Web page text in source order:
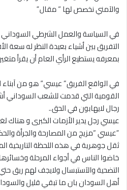
والآمني نخصص لها ” مقال”
في السياسة والعمل الشرطي السوداني
التفريق بين أشياء بعيدة النظر له سعة
بمعرفه يستطيع الرأي العام أن يقرأ
في الواقع الفريق” عيسي” هو من
القومية التي قدمت للشعب السوداني
رجال لايهابون في الحق..
عيسي رجل يدير الأزمات الكبرى و هناك
“عيسي “مزيج من المصارحة والجرأة
ثقل جوهرية في هذه اللحظة التاريخية
خاضوا الناس في أجواء المرحلة
التضحية والآستبسال ولايجف لهم ريق
أهل السودان بان ما تبقي قليل